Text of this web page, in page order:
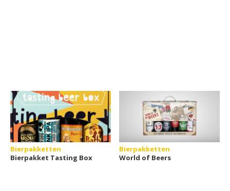
Bierpakketten
Bierpakket Tasting Box
Bierpakketten
World of Beers